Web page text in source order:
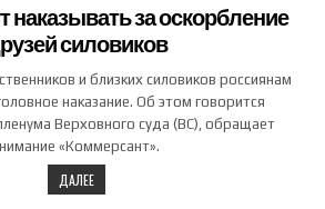
наказывать за оскорбление
силовиков
и близких силовиков россиянам
наказание. Об этом говорится
Верховного суда (ВС), обращает
«Коммерсант».
ДАЛЕЕ